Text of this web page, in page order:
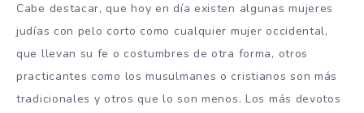
Cabe destacar, que hoy en día existen algunas mujeres
judías con pelo corto como cualquier mujer occidental,
que llevan su fe o costumbres de otra forma, otros
practicantes como los musulmanes o cristianos son más
tradicionales y otros que lo son menos. Los más devotos